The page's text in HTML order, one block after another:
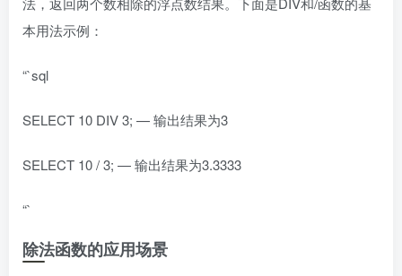
本用法示例：
“`sql
SELECT 10 DIV 3; — 输出结果为3
SELECT 10 / 3; — 输出结果为3.3333
“`
除法函数的应用场景